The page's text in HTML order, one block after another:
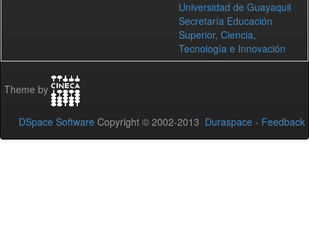
Universidad de Guayaquil
Secretaría Educación
Superior, Ciencia,
Tecnología e Innovación
Theme by
DSpace Software Copyright © 2002-2013 Duraspace - Feedback